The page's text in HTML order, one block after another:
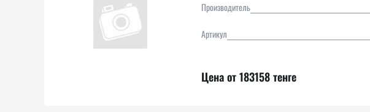
Производитель
Артикул
Цена от 183158 тенге